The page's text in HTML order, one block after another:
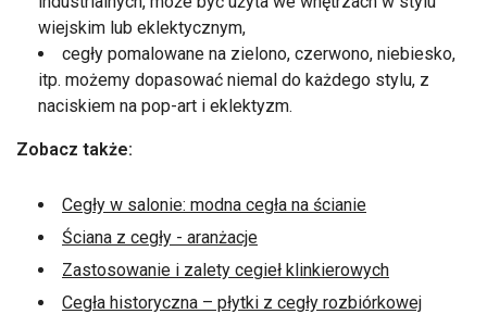
wiejskim lub eklektycznym,
cegły pomalowane na zielono, czerwono, niebiesko,
itp. możemy dopasować niemal do każdego stylu, z
naciskiem na pop-art i eklektyzm.
Zobacz także:
Cegły w salonie: modna cegła na ścianie
Ściana z cegły - aranżacje
Zastosowanie i zalety cegieł klinkierowych
Cegła historyczna – płytki z cegły rozbiórkowej